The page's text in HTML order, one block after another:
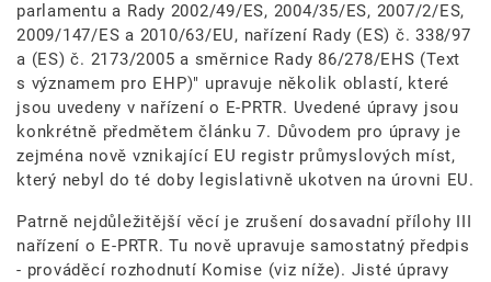
parlamentu a Rady 2002/49/ES, 2004/35/ES, 2007/2/ES,
2009/147/ES a 2010/63/EU, nařízení Rady (ES) č. 338/97
a (ES) č. 2173/2005 a směrnice Rady 86/278/EHS (Text
s významem pro EHP)" upravuje několik oblastí, které
jsou uvedeny v nařízení o E-PRTR. Uvedené úpravy jsou
konkrétně předmětem článku 7. Důvodem pro úpravy je
zejména nově vznikající EU registr průmyslových míst,
který nebyl do té doby legislativně ukotven na úrovni EU.
Patrně nejdůležitější věcí je zrušení dosavadní přílohy III
nařízení o E-PRTR. Tu nově upravuje samostatný předpis
- prováděcí rozhodnutí Komise (viz níže). Jisté úpravy